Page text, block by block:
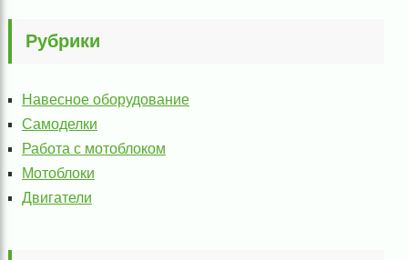
Рубрики
Навесное оборудование
Самоделки
Работа с мотоблоком
Мотоблоки
Двигатели